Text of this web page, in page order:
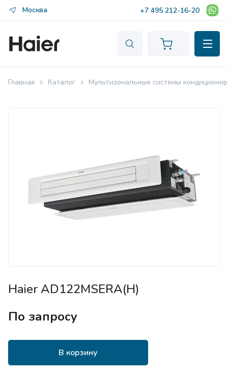
Москва +7 495 212-16-20
Главная Каталог Мультизональные системы
Haier AD122MSERA(H)
По запросу
В корзину